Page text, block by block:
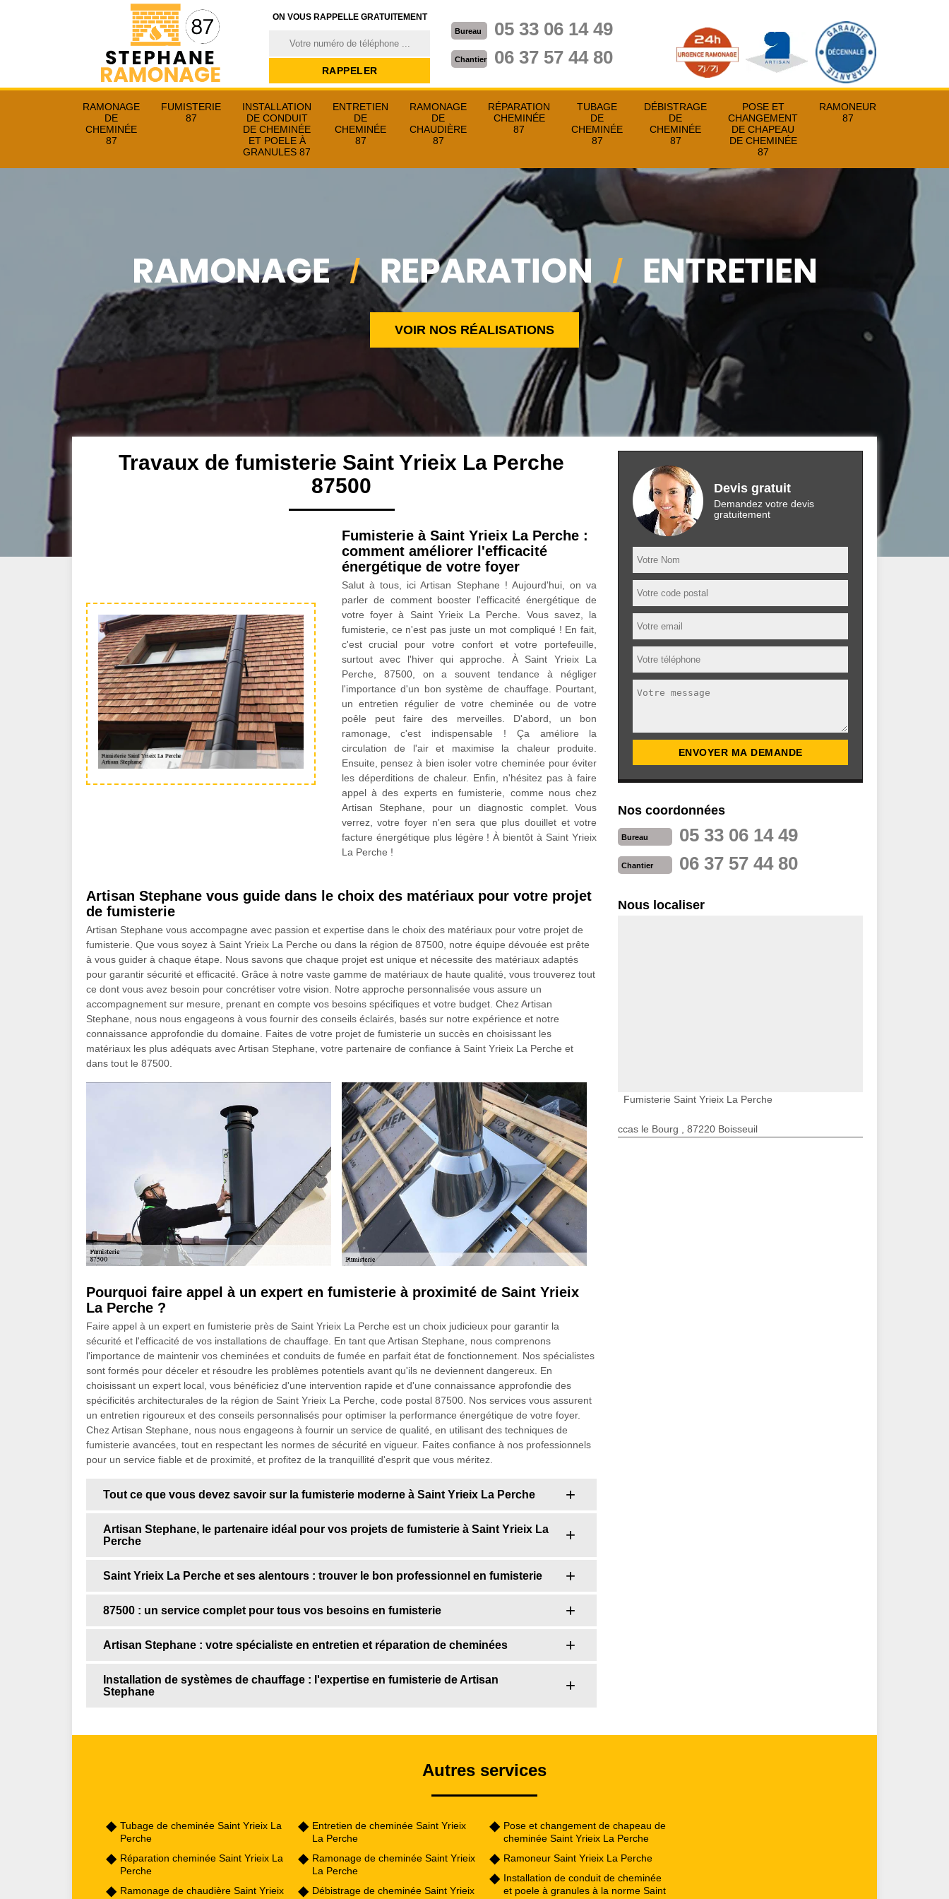
ON VOUS RAPPELLE GRATUITEMENT
Bureau 05 33 06 14 49
Chantier 06 37 57 44 80
RAMONAGE
DE
CHEMINÉE
87
FUMISTERIE
87
INSTALLATION
DE CONDUIT
DE CHEMINÉE
ET POELE À
GRANULES 87
ENTRETIEN
DE
CHEMINÉE
87
RAMONAGE
DE
CHAUDIÈRE
87
RÉPARATION
CHEMINÉE
87
TUBAGE
DE
CHEMINÉE
87
DÉBISTRAGE
DE
CHEMINÉE
87
POSE ET
CHANGEMENT
DE CHAPEAU
DE CHEMINÉE
87
RAMONEUR
87
VOIR NOS RÉALISATIONS
Travaux de fumisterie Saint Yrieix La Perche
87500
Fumisterie à Saint Yrieix La Perche :
comment améliorer l'efficacité
énergétique de votre foyer
Salut à tous, ici Artisan Stephane ! Aujourd'hui, on va
parler de comment booster l'efficacité énergétique de
votre foyer à Saint Yrieix La Perche. Vous savez, la
fumisterie, ce n'est pas juste un mot compliqué ! En fait,
c'est crucial pour votre confort et votre portefeuille,
surtout avec l'hiver qui approche. À Saint Yrieix La
Perche, 87500, on a souvent tendance à négliger
l'importance d'un bon système de chauffage. Pourtant,
un entretien régulier de votre cheminée ou de votre
poêle peut faire des merveilles. D'abord, un bon
ramonage, c'est indispensable ! Ça améliore la
circulation de l'air et maximise la chaleur produite.
Ensuite, pensez à bien isoler votre cheminée pour éviter
les déperditions de chaleur. Enfin, n'hésitez pas à faire
appel à des experts en fumisterie, comme nous chez
Artisan Stephane, pour un diagnostic complet. Vous
verrez, votre foyer n'en sera que plus douillet et votre
facture énergétique plus légère ! À bientôt à Saint Yrieix
La Perche !
Artisan Stephane vous guide dans le choix des matériaux pour votre projet
de fumisterie
Artisan Stephane vous accompagne avec passion et expertise dans le choix des matériaux pour votre projet de
fumisterie. Que vous soyez à Saint Yrieix La Perche ou dans la région de 87500, notre équipe dévouée est prête
à vous guider à chaque étape. Nous savons que chaque projet est unique et nécessite des matériaux adaptés
pour garantir sécurité et efficacité. Grâce à notre vaste gamme de matériaux de haute qualité, vous trouverez tout
ce dont vous avez besoin pour concrétiser votre vision. Notre approche personnalisée vous assure un
accompagnement sur mesure, prenant en compte vos besoins spécifiques et votre budget. Chez Artisan
Stephane, nous nous engageons à vous fournir des conseils éclairés, basés sur notre expérience et notre
connaissance approfondie du domaine. Faites de votre projet de fumisterie un succès en choisissant les
matériaux les plus adéquats avec Artisan Stephane, votre partenaire de confiance à Saint Yrieix La Perche et
dans tout le 87500.
Pourquoi faire appel à un expert en fumisterie à proximité de Saint Yrieix
La Perche ?
Faire appel à un expert en fumisterie près de Saint Yrieix La Perche est un choix judicieux pour garantir la
sécurité et l'efficacité de vos installations de chauffage. En tant que Artisan Stephane, nous comprenons
l'importance de maintenir vos cheminées et conduits de fumée en parfait état de fonctionnement. Nos spécialistes
sont formés pour déceler et résoudre les problèmes potentiels avant qu'ils ne deviennent dangereux. En
choisissant un expert local, vous bénéficiez d'une intervention rapide et d'une connaissance approfondie des
spécificités architecturales de la région de Saint Yrieix La Perche, code postal 87500. Nos services vous assurent
un entretien rigoureux et des conseils personnalisés pour optimiser la performance énergétique de votre foyer.
Chez Artisan Stephane, nous nous engageons à fournir un service de qualité, en utilisant des techniques de
fumisterie avancées, tout en respectant les normes de sécurité en vigueur. Faites confiance à nos professionnels
pour un service fiable et de proximité, et profitez de la tranquillité d'esprit que vous méritez.
Tout ce que vous devez savoir sur la fumisterie moderne à Saint Yrieix La Perche
Artisan Stephane, le partenaire idéal pour vos projets de fumisterie à Saint Yrieix La
Perche
Saint Yrieix La Perche et ses alentours : trouver le bon professionnel en fumisterie
87500 : un service complet pour tous vos besoins en fumisterie
Artisan Stephane : votre spécialiste en entretien et réparation de cheminées
Installation de systèmes de chauffage : l'expertise en fumisterie de Artisan
Stephane
Devis gratuit
Demandez votre devis
gratuitement
Nos coordonnées
Bureau 05 33 06 14 49
Chantier 06 37 57 44 80
Nous localiser
Fumisterie Saint Yrieix La Perche
ccas le Bourg , 87220 Boisseuil
Autres services
Tubage de cheminée Saint Yrieix La
Perche
Réparation cheminée Saint Yrieix La
Perche
Ramonage de chaudière Saint Yrieix
Entretien de cheminée Saint Yrieix
La Perche
Ramonage de cheminée Saint Yrieix
La Perche
Débistrage de cheminée Saint Yrieix
Pose et changement de chapeau de
cheminée Saint Yrieix La Perche
Ramoneur Saint Yrieix La Perche
Installation de conduit de cheminée
et poele à granules à la norme Saint